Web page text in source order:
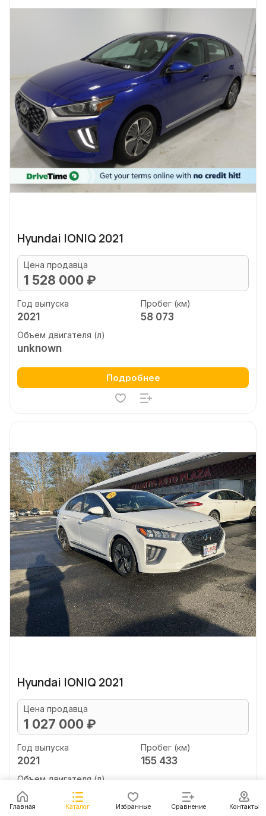
Hyundai IONIQ 2021
Цена продавца
1 528 000 ₽
Год выпуска
2021
Пробег (км)
58 073
Объем двигателя (л)
unknown
Подробнее
Hyundai IONIQ 2021
Цена продавца
1 027 000 ₽
Год выпуска
2021
Пробег (км)
155 433
Объем двигателя (л)
unknown
Главная Каталог Избранные Сравнение Контакты